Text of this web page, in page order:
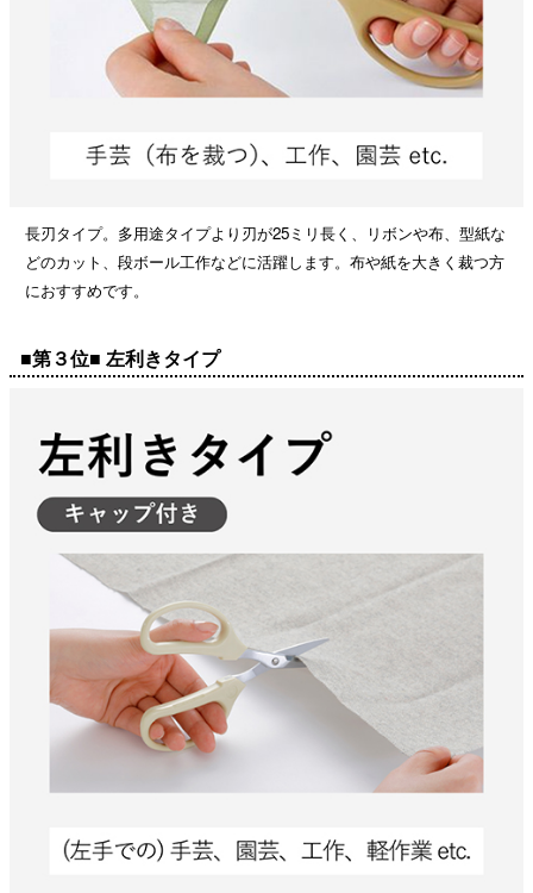
長刃タイプ。多用途タイプより刃が25ミリ長く、リボンや布、型紙な
どのカット、段ボール工作などに活躍します。布や紙を大きく裁つ方
におすすめです。
■第３位■ 左利きタイプ